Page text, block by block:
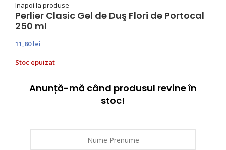
Inapoi la produse
Perlier Clasic Gel de Duş Flori de Portocal
250 ml
11,80lei
Stoc epuizat
Anunță-mă când produsul revine în
stoc!